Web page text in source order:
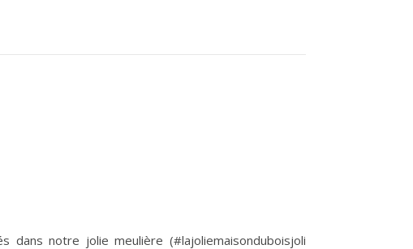
dans notre jolie meulière (#lajoliemaisonduboisjoli